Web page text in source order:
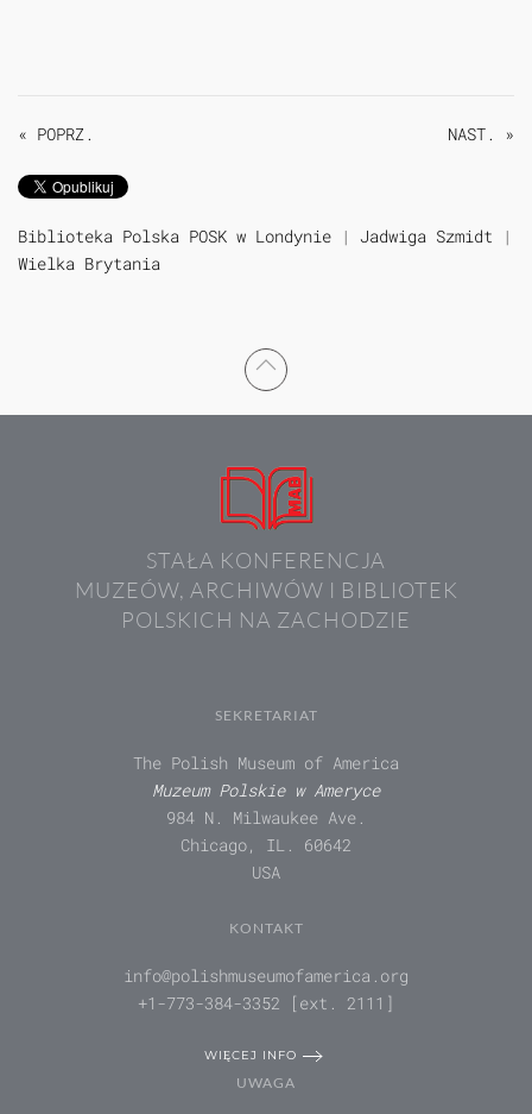
« POPRZ. NAST. »
Biblioteka Polska POSK w Londynie | Jadwiga Szmidt |
Wielka Brytania
STAŁA KONFERENCJA
MUZEÓW, ARCHIWÓW I BIBLIOTEK
POLSKICH NA ZACHODZIE
SEKRETARIAT
The Polish Museum of America
Muzeum Polskie w Ameryce
984 N. Milwaukee Ave.
Chicago, IL. 60642
USA
KONTAKT
info@polishmuseumofamerica.org
+1-773-384-3352 [ext. 2111]
WIĘCEJ INFO
UWAGA